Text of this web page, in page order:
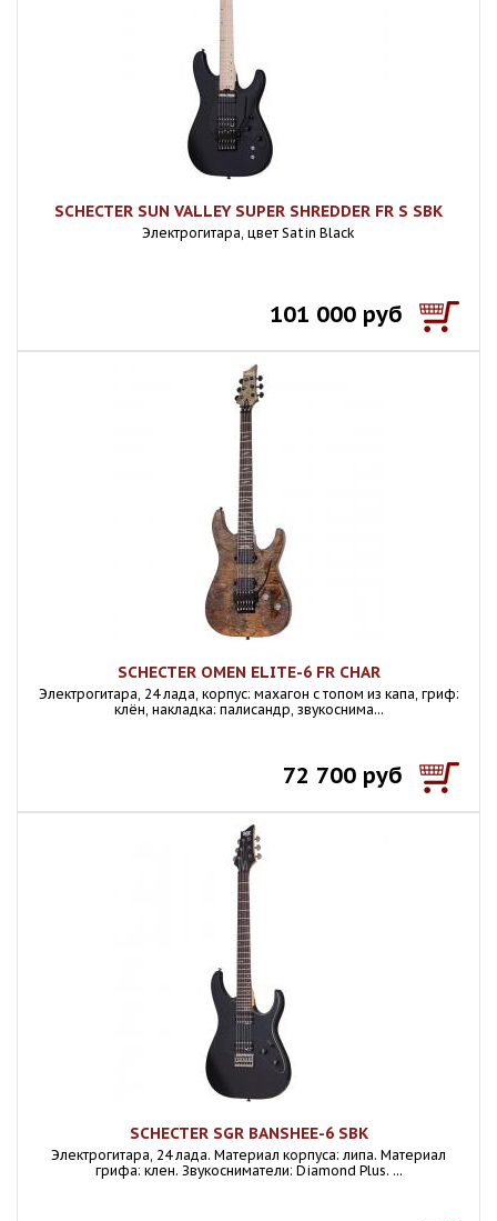
SCHECTER SUN VALLEY SUPER SHREDDER FR S SBK
Электрогитара, цвет Satin Black
101 000 руб
SCHECTER OMEN ELITE-6 FR CHAR
Электрогитара, 24 лада, корпус: махагон c топом из капа, гриф:
клён, накладка: палисандр, звукоснима...
72 700 руб
SCHECTER SGR BANSHEE-6 SBK
Электрогитара, 24 лада. Материал корпуса: липа. Материал
грифа: клен. Звукосниматели: Diamond Plus. ...